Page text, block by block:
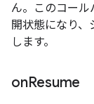
ん。このコール
開状態になり、
します。
onResume